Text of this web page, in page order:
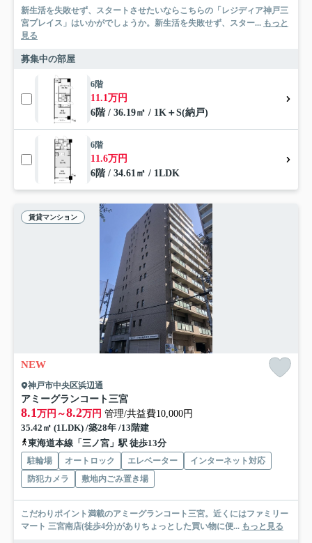
新生活を失敗せず、スタートさせたいならこちらの「レジディア神戸三
宮プレイス」はいかがでしょうか。新生活を失敗せず、スター... もっと
見る
募集中の部屋
6階
11.1万円
6階 / 36.19㎡ / 1K＋S(納戸)
6階
11.6万円
6階 / 34.61㎡ / 1LDK
賃貸マンション
NEW
神戸市中央区浜辺通
アミーグランコート三宮
8.1 万円～8.2万円 管理/共益費10,000円
35.42㎡ (1LDK) /築28年 /13階建
東海道本線「三ノ宮」駅 徒歩13分
駐輪場 オートロック エレベーター
インターネット対応
防犯カメラ
敷地内ごみ置き場
こだわりポイント満載のアミーグランコート三宮。近くにはファミリー
マート 三宮南店(徒歩4分)がありちょっとした買い物に便... もっと見る